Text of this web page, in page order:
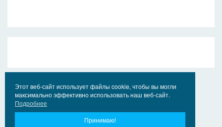
Этот веб-сайт использует файлы cookie, чтобы вы могли
максимально эффективно использовать наш веб-сайт.
Подробнее
Принимаю!